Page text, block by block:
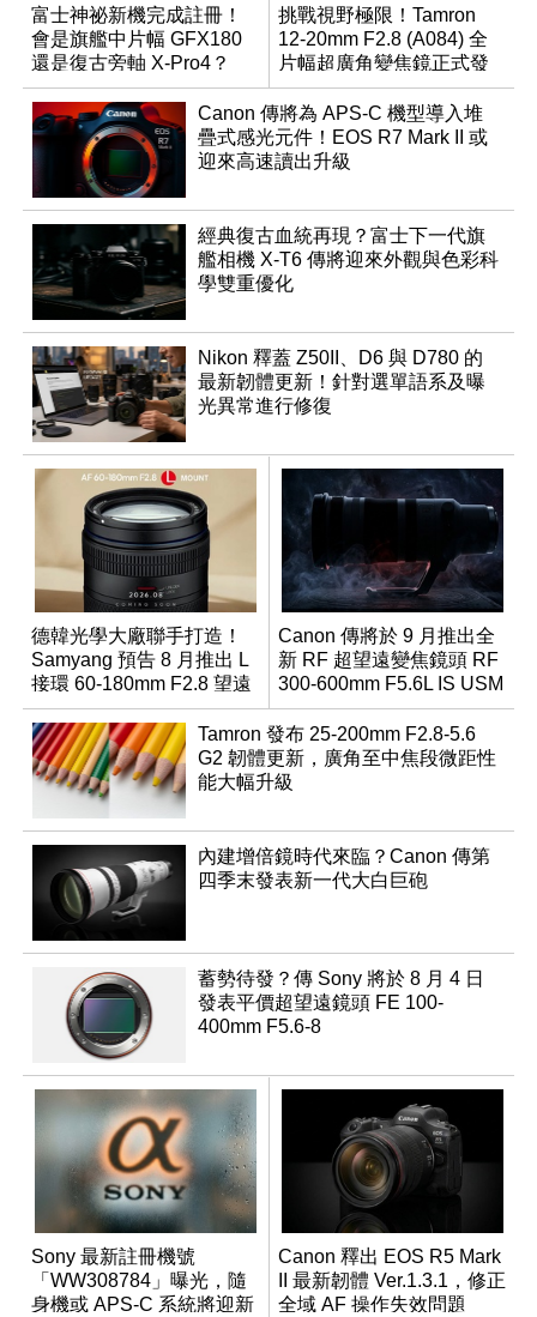
富士神祕新機完成註冊！
會是旗艦中片幅 GFX180
還是復古旁軸 X-Pro4？
挑戰視野極限！Tamron
12-20mm F2.8 (A084) 全
片幅超廣角變焦鏡正式發
表
Canon 傳將為 APS-C 機型導入堆
疊式感光元件！EOS R7 Mark II 或
迎來高速讀出升級
經典復古血統再現？富士下一代旗
艦相機 X-T6 傳將迎來外觀與色彩科
學雙重優化
Nikon 釋蓋 Z50II、D6 與 D780 的
最新韌體更新！針對選單語系及曝
光異常進行修復
德韓光學大廠聯手打造！
Samyang 預告 8 月推出 L
接環 60-180mm F2.8 望遠
變焦鏡
Canon 傳將於 9 月推出全
新 RF 超望遠變焦鏡頭 RF
300-600mm F5.6L IS USM
Tamron 發布 25-200mm F2.8-5.6
G2 韌體更新，廣角至中焦段微距性
能大幅升級
內建增倍鏡時代來臨？Canon 傳第
四季末發表新一代大白巨砲
蓄勢待發？傳 Sony 將於 8 月 4 日
發表平價超望遠鏡頭 FE 100-
400mm F5.6-8
Sony 最新註冊機號
「WW308784」曝光，隨
身機或 APS-C 系統將迎新
Canon 釋出 EOS R5 Mark
II 最新韌體 Ver.1.3.1，修正
全域 AF 操作失效問題